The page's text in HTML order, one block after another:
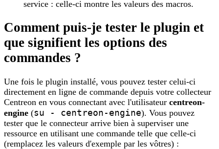
service : celle-ci montre les valeurs des macros.
Comment puis-je tester le plugin et
que signifient les options des
commandes ?
Une fois le plugin installé, vous pouvez tester celui-ci
directement en ligne de commande depuis votre collecteur
Centreon en vous connectant avec l'utilisateur centreon-
engine (su - centreon-engine). Vous pouvez
tester que le connecteur arrive bien à superviser une
ressource en utilisant une commande telle que celle-ci
(remplacez les valeurs d'exemple par les vôtres) :